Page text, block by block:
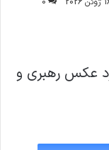
عکس رهبری و